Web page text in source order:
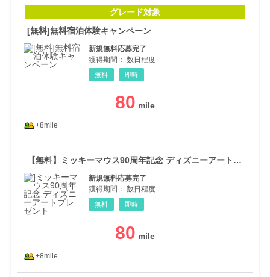
グレード対象
[無料]無料宿泊体験キャンペーン
新規無料応募完了
獲得期間： 数日程度
無料 即時
80
+8mile
【無料】ミッキーマウス90周年記念 ディズニーアートプレゼント
新規無料応募完了
獲得期間： 数日程度
無料 即時
80
+8mile